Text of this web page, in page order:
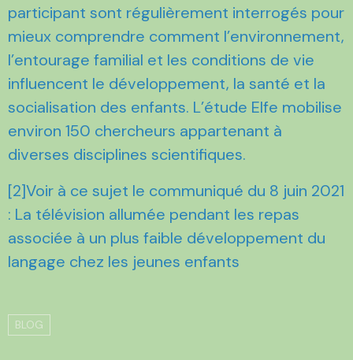
participant sont régulièrement interrogés pour
mieux comprendre comment l’environnement,
l’entourage familial et les conditions de vie
influencent le développement, la santé et la
socialisation des enfants. L’étude Elfe mobilise
environ 150 chercheurs appartenant à
diverses disciplines scientifiques.
[2]Voir à ce sujet le communiqué du 8 juin 2021
: La télévision allumée pendant les repas
associée à un plus faible développement du
langage chez les jeunes enfants
BLOG